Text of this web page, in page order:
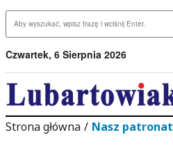
Czwartek, 6 Sierpnia 2026
Strona główna / Nasz patronat